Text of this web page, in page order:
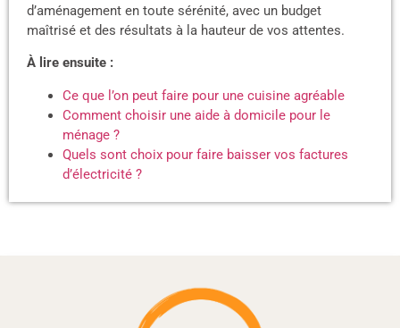
d’aménagement en toute sérénité, avec un budget
maîtrisé et des résultats à la hauteur de vos attentes.
À lire ensuite :
Ce que l’on peut faire pour une cuisine agréable
Comment choisir une aide à domicile pour le
ménage ?
Quels sont choix pour faire baisser vos factures
d’électricité ?